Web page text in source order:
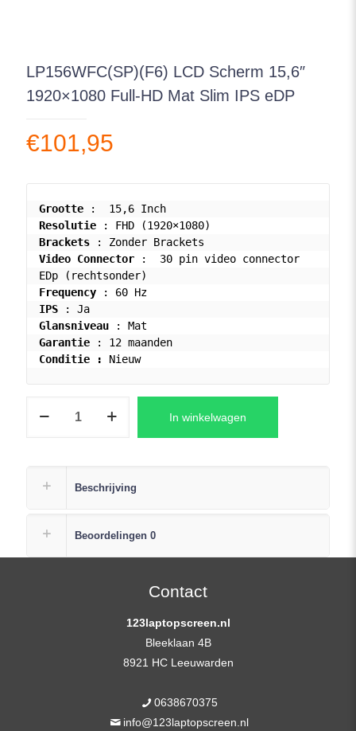
LP156WFC(SP)(F6) LCD Scherm 15,6″
1920×1080 Full-HD Mat Slim IPS eDP
€101,95
Grootte
Resolutie
Brackets
Video Connector :  30 pin video connector
Frequency
IPS
Glansniveau
Garantie
Conditie : Nieuw
15,6″
In winkelwagen
Beschrijving
Beoordelingen 0
Contact
123laptopscreen.nl
Bleeklaan 4B
8921 HC Leeuwarden
0638670375
info@123laptopscreen.nl